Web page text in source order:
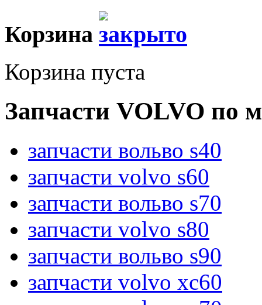
Корзина
Корзина пуста
Запчасти VOLVO по
запчасти вольво s40
запчасти volvo s60
запчасти вольво s70
запчасти volvo s80
запчасти вольво s90
запчасти volvo xc60